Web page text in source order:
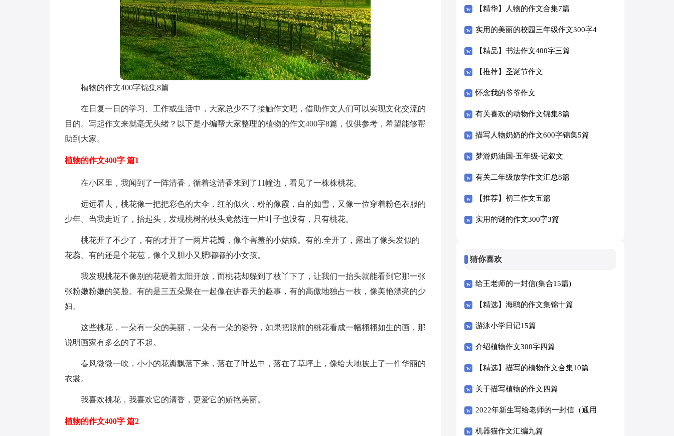
植物的作文400字锦集8篇
在日复一日的学习、工作或生活中，大家总少不了接触作文吧，借助作文人们可以实现文化交流的
目的。写起作文来就毫无头绪？以下是小编帮大家整理的植物的作文400字8篇，仅供参考，希望能够帮
助到大家。
植物的作文400字 篇1
在小区里，我闻到了一阵清香，循着这清香来到了11幢边，看见了一株株桃花。
远远看去，桃花像一把把彩色的大伞，红的似火，粉的像霞，白的如雪，又像一位穿着粉色衣服的
少年。当我走近了，抬起头，发现桃树的枝头竟然连一片叶子也没有，只有桃花。
桃花开了不少了，有的才开了一两片花瓣，像个害羞的小姑娘。有的.全开了，露出了像头发似的
花蕊。有的还是个花苞，像个又胆小又肥嘟嘟的小女孩。
我发现桃花不像别的花硬着太阳开放，而桃花却躲到了枝丫下了，让我们一抬头就能看到它那一张
张粉嫩粉嫩的笑脸。有的是三五朵聚在一起像在讲春天的趣事，有的高傲地独占一枝，像美艳漂亮的少
妇。
这些桃花，一朵有一朵的美丽，一朵有一朵的姿势，如果把眼前的桃花看成一幅栩栩如生的画，那
说明画家有多么的了不起。
春风微微一吹，小小的花瓣飘落下来，落在了叶丛中，落在了草坪上，像给大地披上了一件华丽的
衣裳。
我喜欢桃花，我喜欢它的清香，更爱它的娇艳美丽。
植物的作文400字 篇2
【精华】人物的作文合集7篇
实用的美丽的校园三年级作文300字4
篇
【精品】书法作文400字三篇
【推荐】圣诞节作文
怀念我的爷爷作文
有关喜欢的动物作文锦集8篇
描写人物奶奶的作文600字锦集5篇
梦游奶油国-五年级-记叙文
有关二年级放学作文汇总8篇
【推荐】初三作文五篇
实用的谜的作文300字3篇
猜你喜欢
给王老师的一封信(集合15篇)
【精选】海鸥的作文集锦十篇
游泳小学日记15篇
介绍植物作文300字四篇
【精选】描写的植物作文合集10篇
关于描写植物的作文四篇
2022年新生写给老师的一封信（通用
8篇）
机器猫作文汇编九篇